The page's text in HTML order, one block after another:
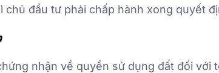
đầu tư phải chấp hành xong quyết
nhận về quyền sử dụng đất đối với